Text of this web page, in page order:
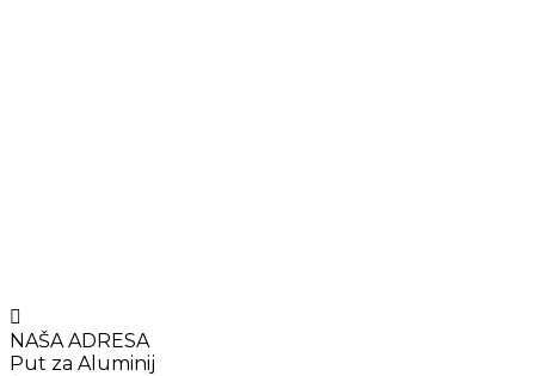
NAŠA ADRESA
Put za Aluminij